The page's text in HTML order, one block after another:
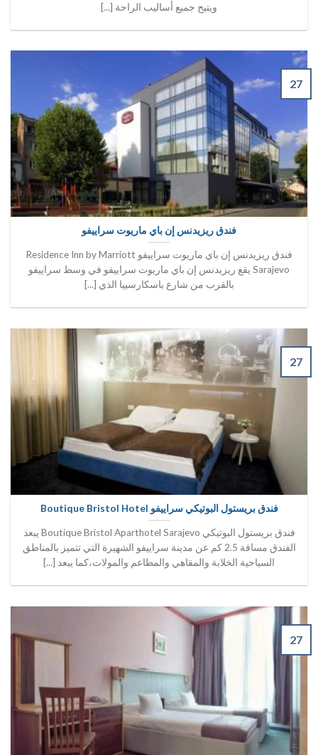
ويتيح جميع أساليب الراحة [...]
فندق ريزيدنس إن باي ماريوت سراييفو
فندق ريزيدنس إن باي ماريوت سراييفو Residence Inn by Marriott
Sarajevo يقع ريزيدنس إن باي ماريوت سراييفو في وسط سراييفو
بالقرب من شارع باسكارسييا الذي [...]
27
فندق بريستول البوتيكي سراييفو Boutique Bristol Hotel
فندق بريستول البوتيكي Boutique Bristol Aparthotel Sarajevo يبعد
الفندق مسافة 2.5 كم عن مدينة سراييفو الشهيرة التي تتميز بالمناطق
السياحية الخلابة والمقاهي والمطاعم والمولات،كما يبعد [...]
27
27